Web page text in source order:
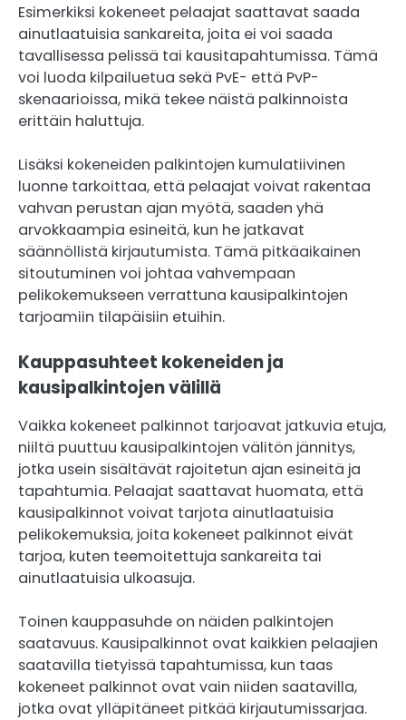
Esimerkiksi kokeneet pelaajat saattavat saada
ainutlaatuisia sankareita, joita ei voi saada
tavallisessa pelissä tai kausitapahtumissa. Tämä
voi luoda kilpailuetua sekä PvE- että PvP-
skenaarioissa, mikä tekee näistä palkinnoista
erittäin haluttuja.
Lisäksi kokeneiden palkintojen kumulatiivinen
luonne tarkoittaa, että pelaajat voivat rakentaa
vahvan perustan ajan myötä, saaden yhä
arvokkaampia esineitä, kun he jatkavat
säännöllistä kirjautumista. Tämä pitkäaikainen
sitoutuminen voi johtaa vahvempaan
pelikokemukseen verrattuna kausipalkintojen
tarjoamiin tilapäisiin etuihin.
Kauppasuhteet kokeneiden ja
kausipalkintojen välillä
Vaikka kokeneet palkinnot tarjoavat jatkuvia etuja,
niiltä puuttuu kausipalkintojen välitön jännitys,
jotka usein sisältävät rajoitetun ajan esineitä ja
tapahtumia. Pelaajat saattavat huomata, että
kausipalkinnot voivat tarjota ainutlaatuisia
pelikokemuksia, joita kokeneet palkinnot eivät
tarjoa, kuten teemoitettuja sankareita tai
ainutlaatuisia ulkoasuja.
Toinen kauppasuhde on näiden palkintojen
saatavuus. Kausipalkinnot ovat kaikkien pelaajien
saatavilla tietyissä tapahtumissa, kun taas
kokeneet palkinnot ovat vain niiden saatavilla,
jotka ovat ylläpitäneet pitkää kirjautumissarjaa.